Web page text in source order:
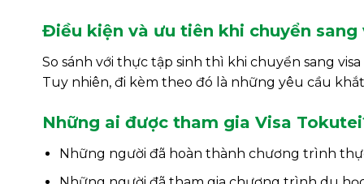
Điều kiện và ưu tiên khi chuyển
So sánh với thực tập sinh thì khi chuyển sang
Tuy nhiên, đi kèm theo đó là những yêu cầu
Những ai được tham gia Visa
Những người đã hoàn thành chương trình